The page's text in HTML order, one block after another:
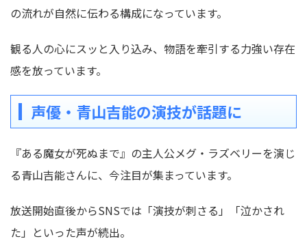
の流れが自然に伝わる構成になっています。
観る人の心にスッと入り込み、物語を牽引する力強い存在
感を放っています。
声優・青山吉能の演技が話題に
『ある魔女が死ぬまで』の主人公メグ・ラズベリーを演じ
る青山吉能さんに、今注目が集まっています。
放送開始直後からSNSでは「演技が刺さる」「泣かされ
た」といった声が続出。